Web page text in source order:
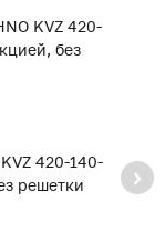
420-140-
решетки